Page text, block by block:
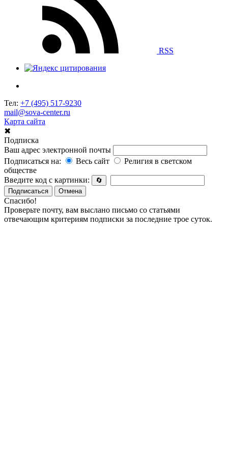
RSS
Тел: +7 (495) 517-9230
mail@sova-center.ru
Карта сайта
✖
Подписка
Ваш адрес электронной почты
Подписаться на:
Весь сайт
Религия в светском
обществе
Введите код с картинки:
🔄
Подписаться
Отмена
Спасибо!
Проверьте почту, вам выслано письмо со статьями
отвечающим критериям подписки за последние трое суток.